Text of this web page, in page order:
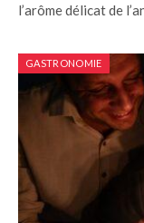
l’arôme délicat de
GASTRONOMIE